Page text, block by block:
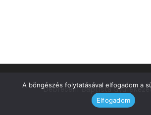
Debreceni Baptista
A böngészés folytatásával elfogadom a
Elfogadom